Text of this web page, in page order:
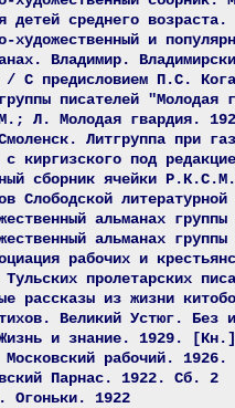
детей среднего
художественный и
Владимир.
/ С предисловием П.С.
писателей
Л. Молодая гвардия.
Литгруппа при
с киргизского под
сборник ячейки
Слободской
альманах
альманах
рабочих и
пролетарских
рассказы из жизни
Великий Устюг. Без
и знание. 1929.
рабочий.
Парнас. 1922. Сб. 2
Огоньки. 1922